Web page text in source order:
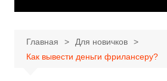
Главная
Для новичков
Как вывести деньги фрилансеру?